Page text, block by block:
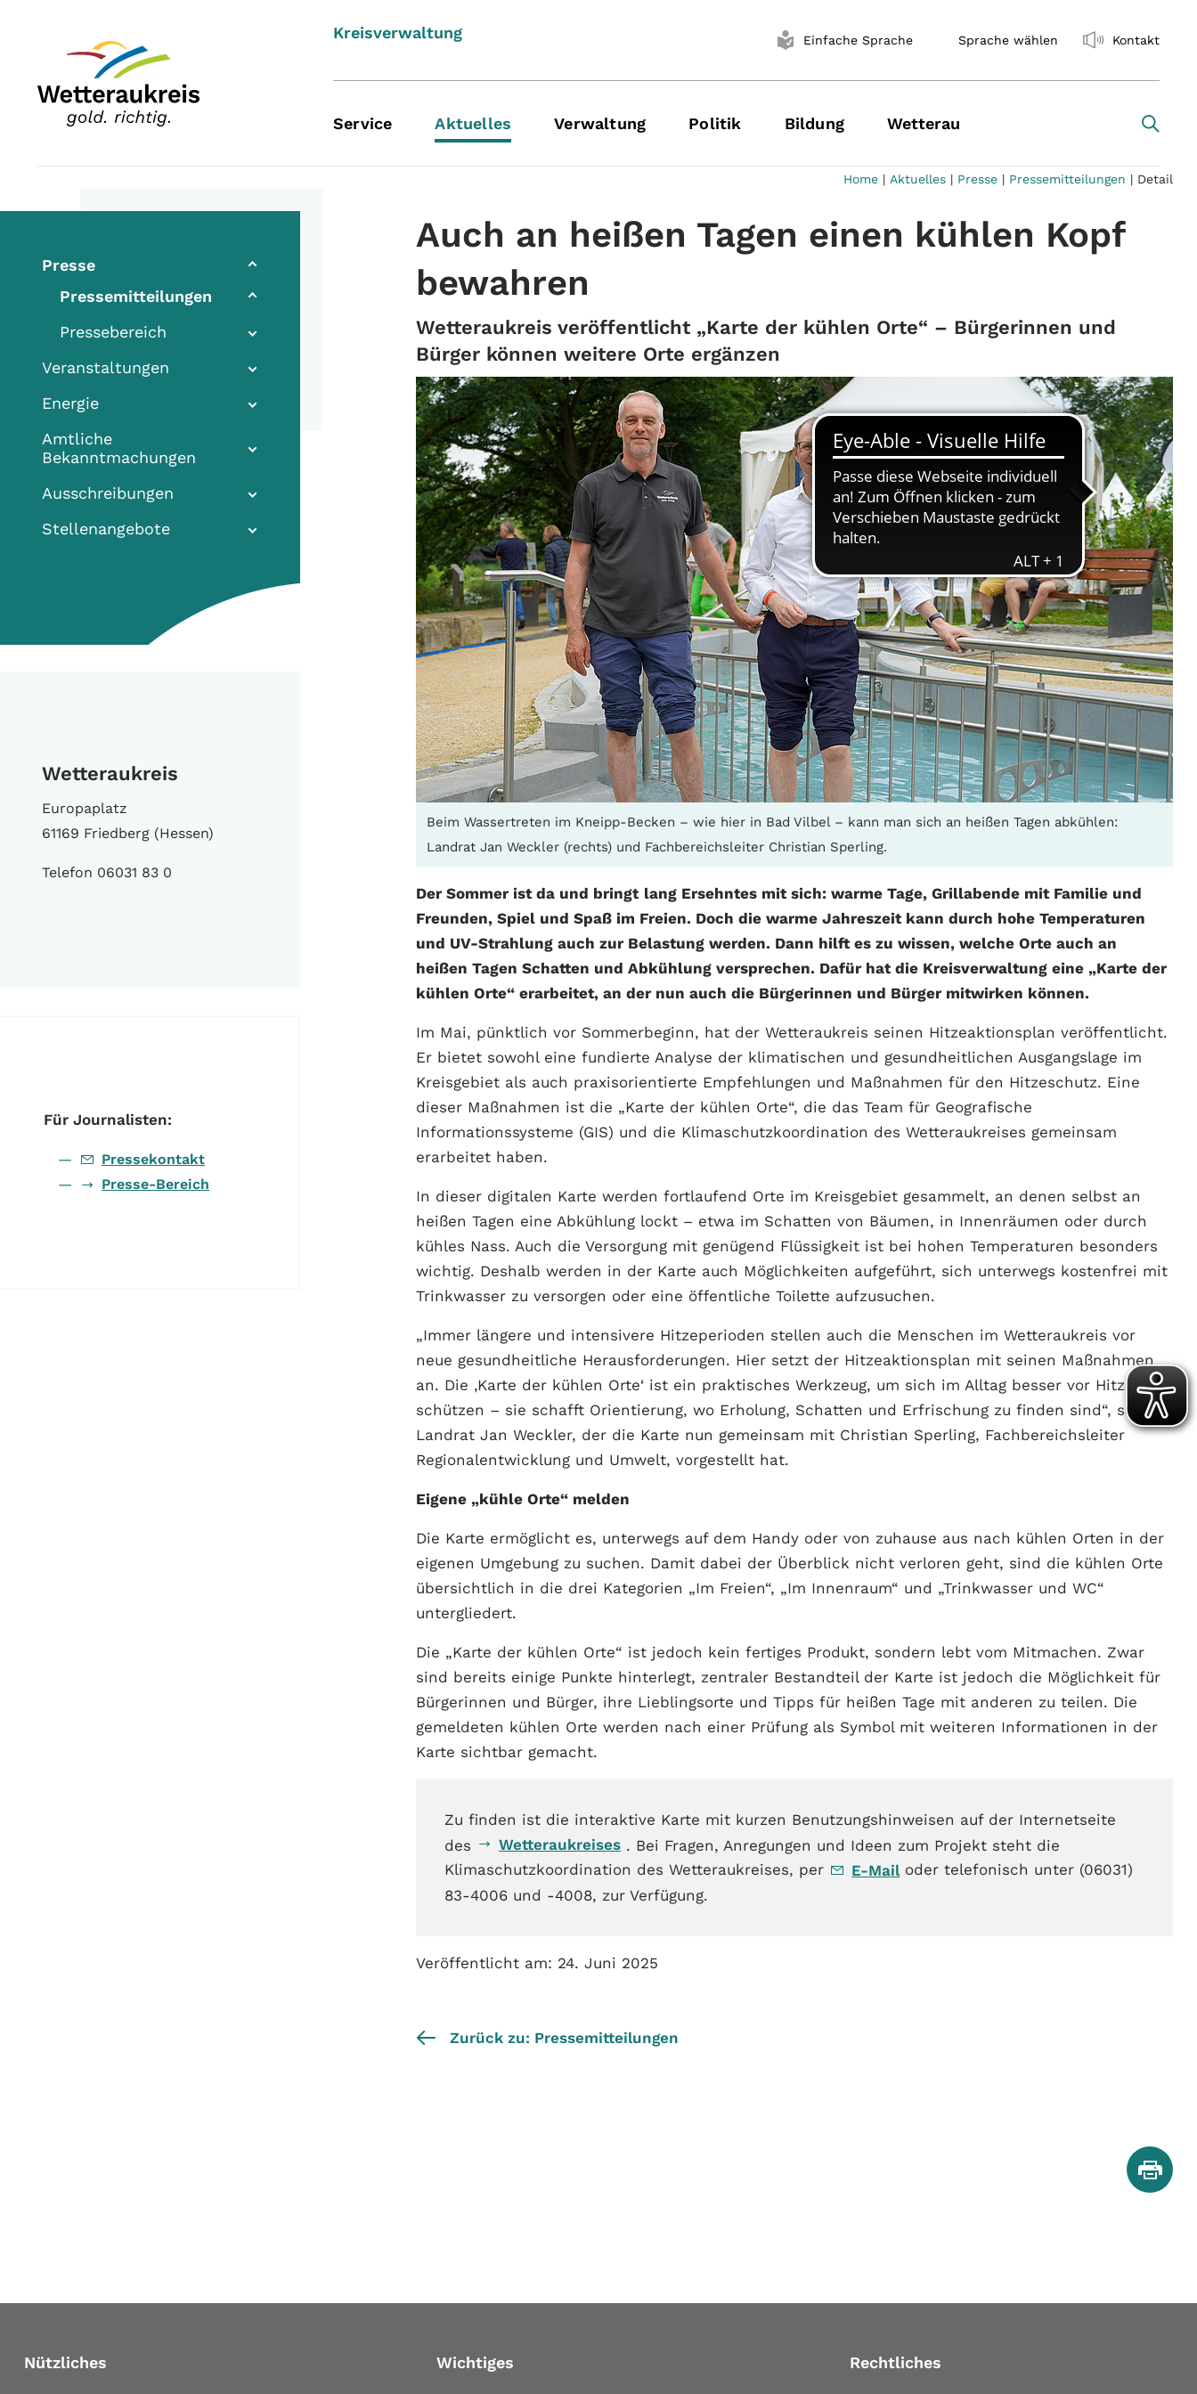
Kreisverwaltung Einfache Sprache Sprache wählen Kontakt
Service Aktuelles Verwaltung Politik Bildung Wetterau
Presse
Pressemitteilungen
Pressebereich
Veranstaltungen
Energie
Amtliche
Bekanntmachungen
Ausschreibungen
Stellenangebote
Wetteraukreis
Europaplatz
61169 Friedberg (Hessen)
Telefon 06031 83 0
Für Journalisten:
Pressekontakt
Presse-Bereich
Home| Aktuelles| Presse| Pressemitteilungen | Detail
Auch an heißen Tagen einen kühlen Kopf
bewahren
Wetteraukreis veröffentlicht „Karte der kühlen Orte“ – Bürgerinnen und
Bürger können weitere Orte ergänzen
Beim Wassertreten im Kneipp-Becken – wie hier in Bad Vilbel – kann man sich an heißen Tagen abkühlen:
Landrat Jan Weckler (rechts) und Fachbereichsleiter Christian Sperling.
Der Sommer ist da und bringt lang Ersehntes mit sich: warme Tage, Grillabende mit Familie und
Freunden, Spiel und Spaß im Freien. Doch die warme Jahreszeit kann durch hohe Temperaturen
und UV-Strahlung auch zur Belastung werden. Dann hilft es zu wissen, welche Orte auch an
heißen Tagen Schatten und Abkühlung versprechen. Dafür hat die Kreisverwaltung eine „Karte der
kühlen Orte“ erarbeitet, an der nun auch die Bürgerinnen und Bürger mitwirken können.
Im Mai, pünktlich vor Sommerbeginn, hat der Wetteraukreis seinen Hitzeaktionsplan veröffentlicht.
Er bietet sowohl eine fundierte Analyse der klimatischen und gesundheitlichen Ausgangslage im
Kreisgebiet als auch praxisorientierte Empfehlungen und Maßnahmen für den Hitzeschutz. Eine
dieser Maßnahmen ist die „Karte der kühlen Orte“, die das Team für Geografische
Informationssysteme (GIS) und die Klimaschutzkoordination des Wetteraukreises gemeinsam
erarbeitet haben.
In dieser digitalen Karte werden fortlaufend Orte im Kreisgebiet gesammelt, an denen selbst an
heißen Tagen eine Abkühlung lockt – etwa im Schatten von Bäumen, in Innenräumen oder durch
kühles Nass. Auch die Versorgung mit genügend Flüssigkeit ist bei hohen Temperaturen besonders
wichtig. Deshalb werden in der Karte auch Möglichkeiten aufgeführt, sich unterwegs kostenfrei mit
Trinkwasser zu versorgen oder eine öffentliche Toilette aufzusuchen.
„Immer längere und intensivere Hitzeperioden stellen auch die Menschen im Wetteraukreis vor
neue gesundheitliche Herausforderungen. Hier setzt der Hitzeaktionsplan mit seinen Maßnahmen
an. Die ‚Karte der kühlen Orte‘ ist ein praktisches Werkzeug, um sich im Alltag besser vor Hitze zu
schützen – sie schafft Orientierung, wo Erholung, Schatten und Erfrischung zu finden sind“, so
Landrat Jan Weckler, der die Karte nun gemeinsam mit Christian Sperling, Fachbereichsleiter
Regionalentwicklung und Umwelt, vorgestellt hat.
Eigene „kühle Orte“ melden
Die Karte ermöglicht es, unterwegs auf dem Handy oder von zuhause aus nach kühlen Orten in der
eigenen Umgebung zu suchen. Damit dabei der Überblick nicht verloren geht, sind die kühlen Orte
übersichtlich in die drei Kategorien „Im Freien“, „Im Innenraum“ und „Trinkwasser und WC“
untergliedert.
Die „Karte der kühlen Orte“ ist jedoch kein fertiges Produkt, sondern lebt vom Mitmachen. Zwar
sind bereits einige Punkte hinterlegt, zentraler Bestandteil der Karte ist jedoch die Möglichkeit für
Bürgerinnen und Bürger, ihre Lieblingsorte und Tipps für heißen Tage mit anderen zu teilen. Die
gemeldeten kühlen Orte werden nach einer Prüfung als Symbol mit weiteren Informationen in der
Karte sichtbar gemacht.
Zu finden ist die interaktive Karte mit kurzen Benutzungshinweisen auf der Internetseite
des
Wetteraukreises . Bei Fragen, Anregungen und Ideen zum Projekt steht die
Klimaschutzkoordination des Wetteraukreises, per
E-Mailoder telefonisch unter (06031)
83-4006 und -4008, zur Verfügung.
Veröffentlicht am: 24. Juni 2025
Zurück zu: Pressemitteilungen
Nützliches Wichtiges Rechtliches